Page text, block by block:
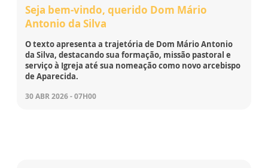
Seja bem-vindo, querido Dom Mário
Antonio da Silva
O texto apresenta a trajetória de Dom Mário Antonio
da Silva, destacando sua formação, missão pastoral e
serviço à Igreja até sua nomeação como novo arcebispo
de Aparecida.
30 ABR 2026 - 07H00